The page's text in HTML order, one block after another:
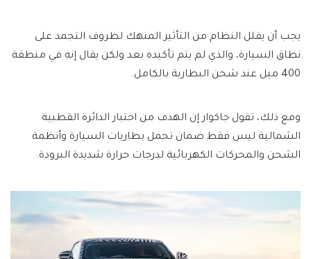
يجب أن يقلل النظام من التأثير المنهك لظروف التجمد على
نطاق السيارة، والذي لم يتم تأكيده بعد ولكن يقال إنه في منطقة
400 ميل عند شحن البطارية بالكامل.
ومع ذلك، تقول جاكوار إن الهدف من اختبار الدائرة القطبية
الشمالية ليس فقط ضمان تحمل بطاريات السيارة وأنظمة
الشحن والمحركات الكهربائية لدرجات حرارة شديدة البرودة.